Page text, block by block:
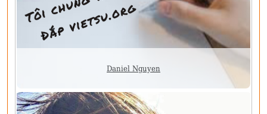
Daniel Nguyen